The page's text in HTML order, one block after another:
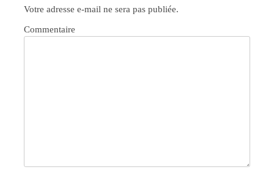
Votre adresse e-mail ne sera pas publiée.
Commentaire